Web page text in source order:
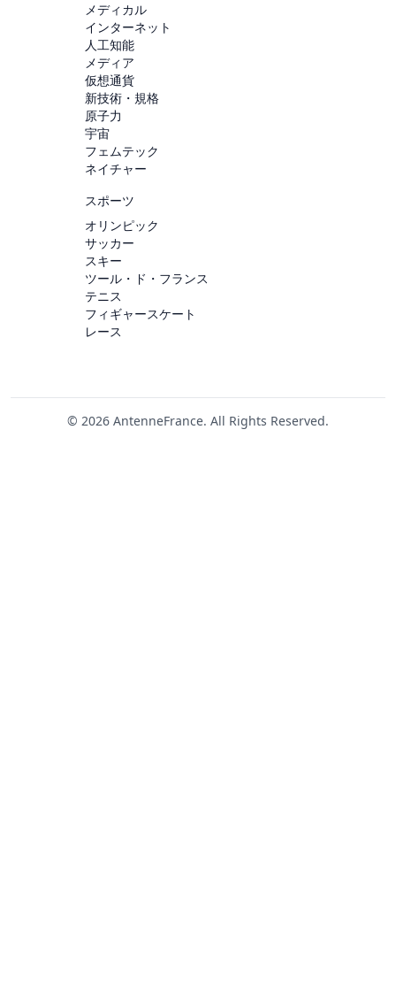
メディカル
インターネット
人工知能
メディア
仮想通貨
新技術・規格
原子力
宇宙
フェムテック
ネイチャー
スポーツ
オリンピック
サッカー
スキー
ツール・ド・フランス
テニス
フィギャースケート
レース
© 2026 AntenneFrance. All Rights Reserved.